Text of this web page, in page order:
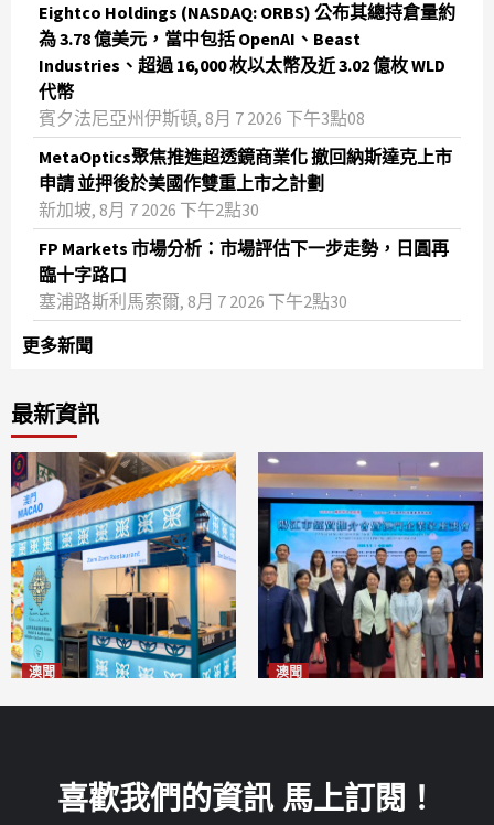
Eightco Holdings (NASDAQ: ORBS) 公布其總持倉量約
為 3.78 億美元，當中包括 OpenAI、Beast
Industries、超過 16,000 枚以太幣及近 3.02 億枚 WLD
代幣
賓夕法尼亞州伊斯頓, 8月 7 2026 下午3點08
MetaOptics聚焦推進超透鏡商業化 撤回納斯達克上市
申請 並押後於美國作雙重上市之計劃
新加坡, 8月 7 2026 下午2點30
FP Markets 市場分析：市場評估下一步走勢，日圓再
臨十字路口
塞浦路斯利馬索爾, 8月 7 2026 下午2點30
更多新聞
最新資訊
澳聞 澳聞
喜歡我們的資訊 馬上訂閱！